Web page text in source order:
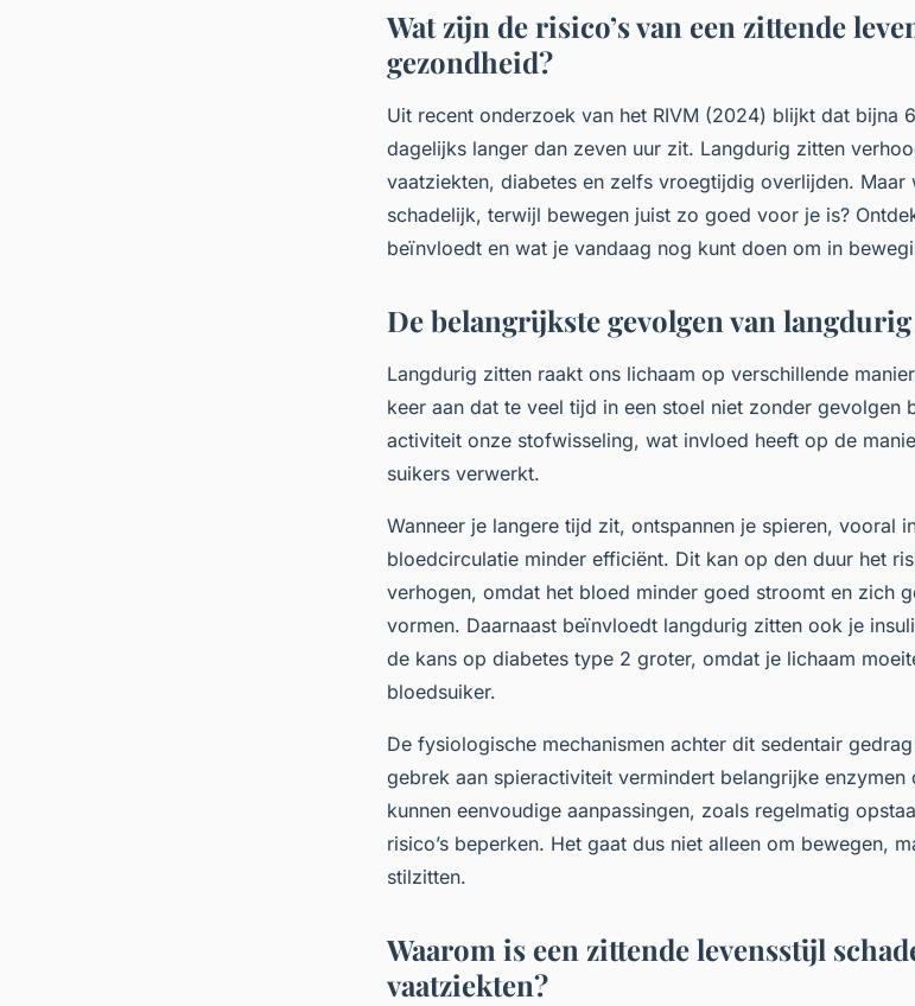
Wat zijn de risico’s van een zittende
gezondheid?
Uit recent onderzoek van het RIVM (2024) blijkt dat bijna
dagelijks langer dan zeven uur zit. Langdurig zitten
vaatziekten, diabetes en zelfs vroegtijdig overlijden. Maar
schadelijk, terwijl bewegen juist zo goed voor je is?
beïnvloedt en wat je vandaag nog kunt doen om in
De belangrijkste gevolgen van
Langdurig zitten raakt ons lichaam op verschillende
keer aan dat te veel tijd in een stoel niet zonder gevolgen
activiteit onze stofwisseling, wat invloed heeft op de
suikers verwerkt.
Wanneer je langere tijd zit, ontspannen je spieren, vooral
bloedcirculatie minder efficiënt. Dit kan op den duur het
verhogen, omdat het bloed minder goed stroomt en zich
vormen. Daarnaast beïnvloedt langdurig zitten ook je
de kans op diabetes type 2 groter, omdat je lichaam
bloedsuiker.
De fysiologische mechanismen achter dit sedentair
gebrek aan spieractiviteit vermindert belangrijke
kunnen eenvoudige aanpassingen, zoals regelmatig
risico’s beperken. Het gaat dus niet alleen om bewegen,
stilzitten.
Waarom is een zittende levensstijl
vaatziekten?